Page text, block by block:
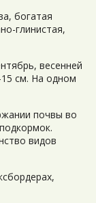
богатая
глинистая,
весенней
15 см. На одном
почвы во
видов